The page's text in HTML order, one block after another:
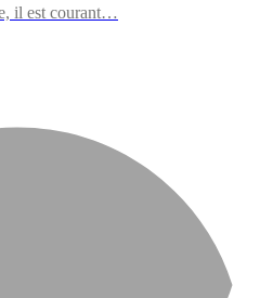
il est courant…